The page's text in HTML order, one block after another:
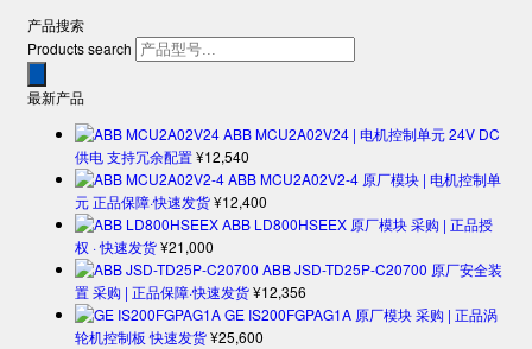
产品搜索
Products search
最新产品
ABB MCU2A02V24 | 电机控制单元 24V DC
供电 支持冗余配置¥12,540
ABB MCU2A02V2-4 原厂模块 | 电机控制单
元 正品保障·快速发货¥12,400
ABB LD800HSEEX 原厂模块 采购 | 正品授
权 · 快速发货¥21,000
ABB JSD-TD25P-C20700 原厂安全装
置 采购 | 正品保障·快速发货¥12,356
GE IS200FGPAG1A 原厂模块 采购 | 正品涡
轮机控制板 快速发货¥25,600